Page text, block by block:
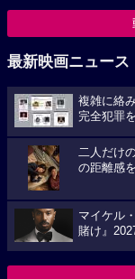
最新映画ニュース
複雑に絡
完全犯罪
二人だけ
の距離感
マイケル
賭け』